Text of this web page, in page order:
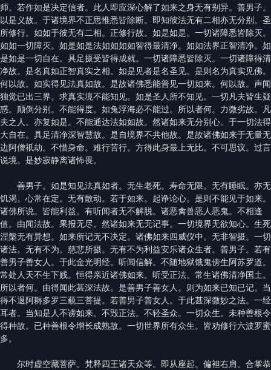
师。若作如是决定信者。此人即应深心解了如来之身无有别异。善男子。
以是义故。于诸境界不正思惟悉皆除断。即知彼法无有二相亦无分别。圣
所修行。如如于彼无有二相。正修行故。如是如是。一切诸障悉皆除灭。
如如一切障灭。如是如是法如如如如智得最清净。如如法界正智清净。如
是如是一切自在。具足摄受皆得成就。一切诸障悉皆除灭。一切诸障得清
净故。是名真如正智真实之相。如是见者是名圣见。是则名为真实见佛。
何以故。如实得见法真如故。是故诸佛悉能普见一切如来。何以故。声闻
独觉已出三界。求真实境不能知见。如是圣人所不知见。一切凡夫皆生疑
惑。颠倒分别。不能得度。如兔浮海必不能过。所以者何。力微劣故。凡
夫之人。亦复如是。不能通达法如如故。然诸如来无分别心。于一切法得
大自在。具足清净深智慧故。是自境界不共他故。是故诸佛如来于无量无
边阿僧祇劫。不惜身命。难行苦行。方得此身最上无比。不可思议。过言
说境。是妙寂静离诸怖畏。
善男子。如是知见法真如者。无生老死。寿命无限。无有睡眠。亦无
饥渴。心常在定。无有散动。若于如来。起诤论心。是则不能见于如来。
诸佛所说。皆能利益。有听闻者无不解脱。诸恶禽兽恶人恶鬼。不相逢
值。由闻法故。果报无尽。然诸如来无无记事。一切境界无欲知心。生死
涅槃无有异想。如来所记无不决定。诸佛如来四威仪中。无非智摄。一切
诸法。无有不为。慈悲所摄。无有不为利益安乐诸众生者。善男子。若有
善男子善女人。于此金光明经。听闻信解。不随地狱饿鬼傍生阿苏罗道。
常处人天不生下贱。恒得亲近诸佛如来。听受正法。常生诸佛清净国土。
所以者何。由得闻此甚深法故。是善男子善女人。则为如来已知已记。当
得不退阿耨多罗三藐三菩提。若善男子善女人。于此甚深微妙之法。一经
耳者。当知是人不谤如来。不毁正法。不轻圣众。一切众生。未种善根令
得种故。已种善根令增长成熟故。一切世界所有众生。皆劝修行六波罗蜜
多。
尔时虚空藏菩萨。梵释四王诸天众等。即从座起。偏袒右肩。合掌恭